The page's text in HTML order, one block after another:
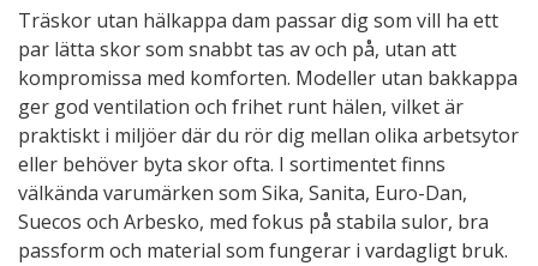
Träskor utan hälkappa dam passar dig som vill ha ett
par lätta skor som snabbt tas av och på, utan att
kompromissa med komforten. Modeller utan bakkappa
ger god ventilation och frihet runt hälen, vilket är
praktiskt i miljöer där du rör dig mellan olika arbetsytor
eller behöver byta skor ofta. I sortimentet finns
välkända varumärken som Sika, Sanita, Euro-Dan,
Suecos och Arbesko, med fokus på stabila sulor, bra
passform och material som fungerar i vardagligt bruk.